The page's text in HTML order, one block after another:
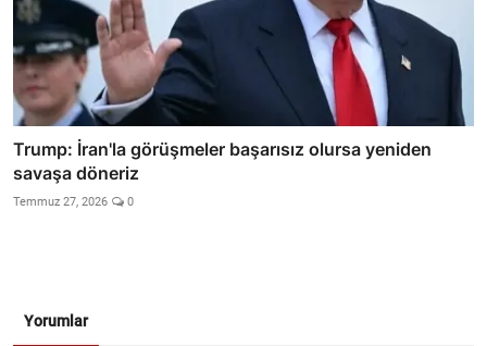
Trump: İran'la görüşmeler başarısız olursa yeniden
savaşa döneriz
Temmuz 27, 2026 0
Yorumlar